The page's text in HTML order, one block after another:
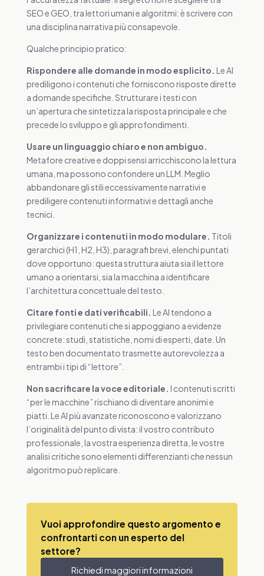
SEO e GEO, tra lettori umani e algoritmi: è scrivere con
una disciplina narrativa più consapevole.
Qualche principio pratico:
Rispondere alle domande in modo esplicito. Le AI
prediligono i contenuti che forniscono risposte dirette
a domande specifiche. Strutturare i testi con
un’apertura che sintetizza la risposta principale e che
precede lo sviluppo e gli approfondimenti.
Usare un linguaggio chiaro e non ambiguo.
Metafore creative e doppi sensi arricchiscono la lettura
umana, ma possono confondere un LLM. Meglio
abbandonare gli stili eccessivamente narrativi e
prediligere contenuti informativi e dettagli anche
tecnici.
Organizzare i contenuti in modo modulare. Titoli
gerarchici (H1, H2, H3), paragrafi brevi, elenchi puntati
dove opportuno: questa struttura aiuta sia il lettore
umano a orientarsi, sia la macchina a identificare
l’architettura concettuale del testo.
Citare fonti e dati verificabili. Le AI tendono a
privilegiare contenuti che si appoggiano a evidenze
concrete: studi, statistiche, nomi di esperti, date. Un
testo ben documentato trasmette autorevolezza a
entrambi i tipi di “lettore”.
Non sacrificare la voce editoriale. I contenuti scritti
“per le macchine” rischiano di diventare anonimi e
piatti. Le AI più avanzate riconoscono e valorizzano
l’originalità del punto di vista: il vostro contributo
professionale, la vostra esperienza diretta, le vostre
analisi critiche sono elementi differenzianti che nessun
algoritmo può replicare.
Vuoi approfondire questo argomento e
confrontarti con un esperto del
settore?
Richiedi maggiori informazioni